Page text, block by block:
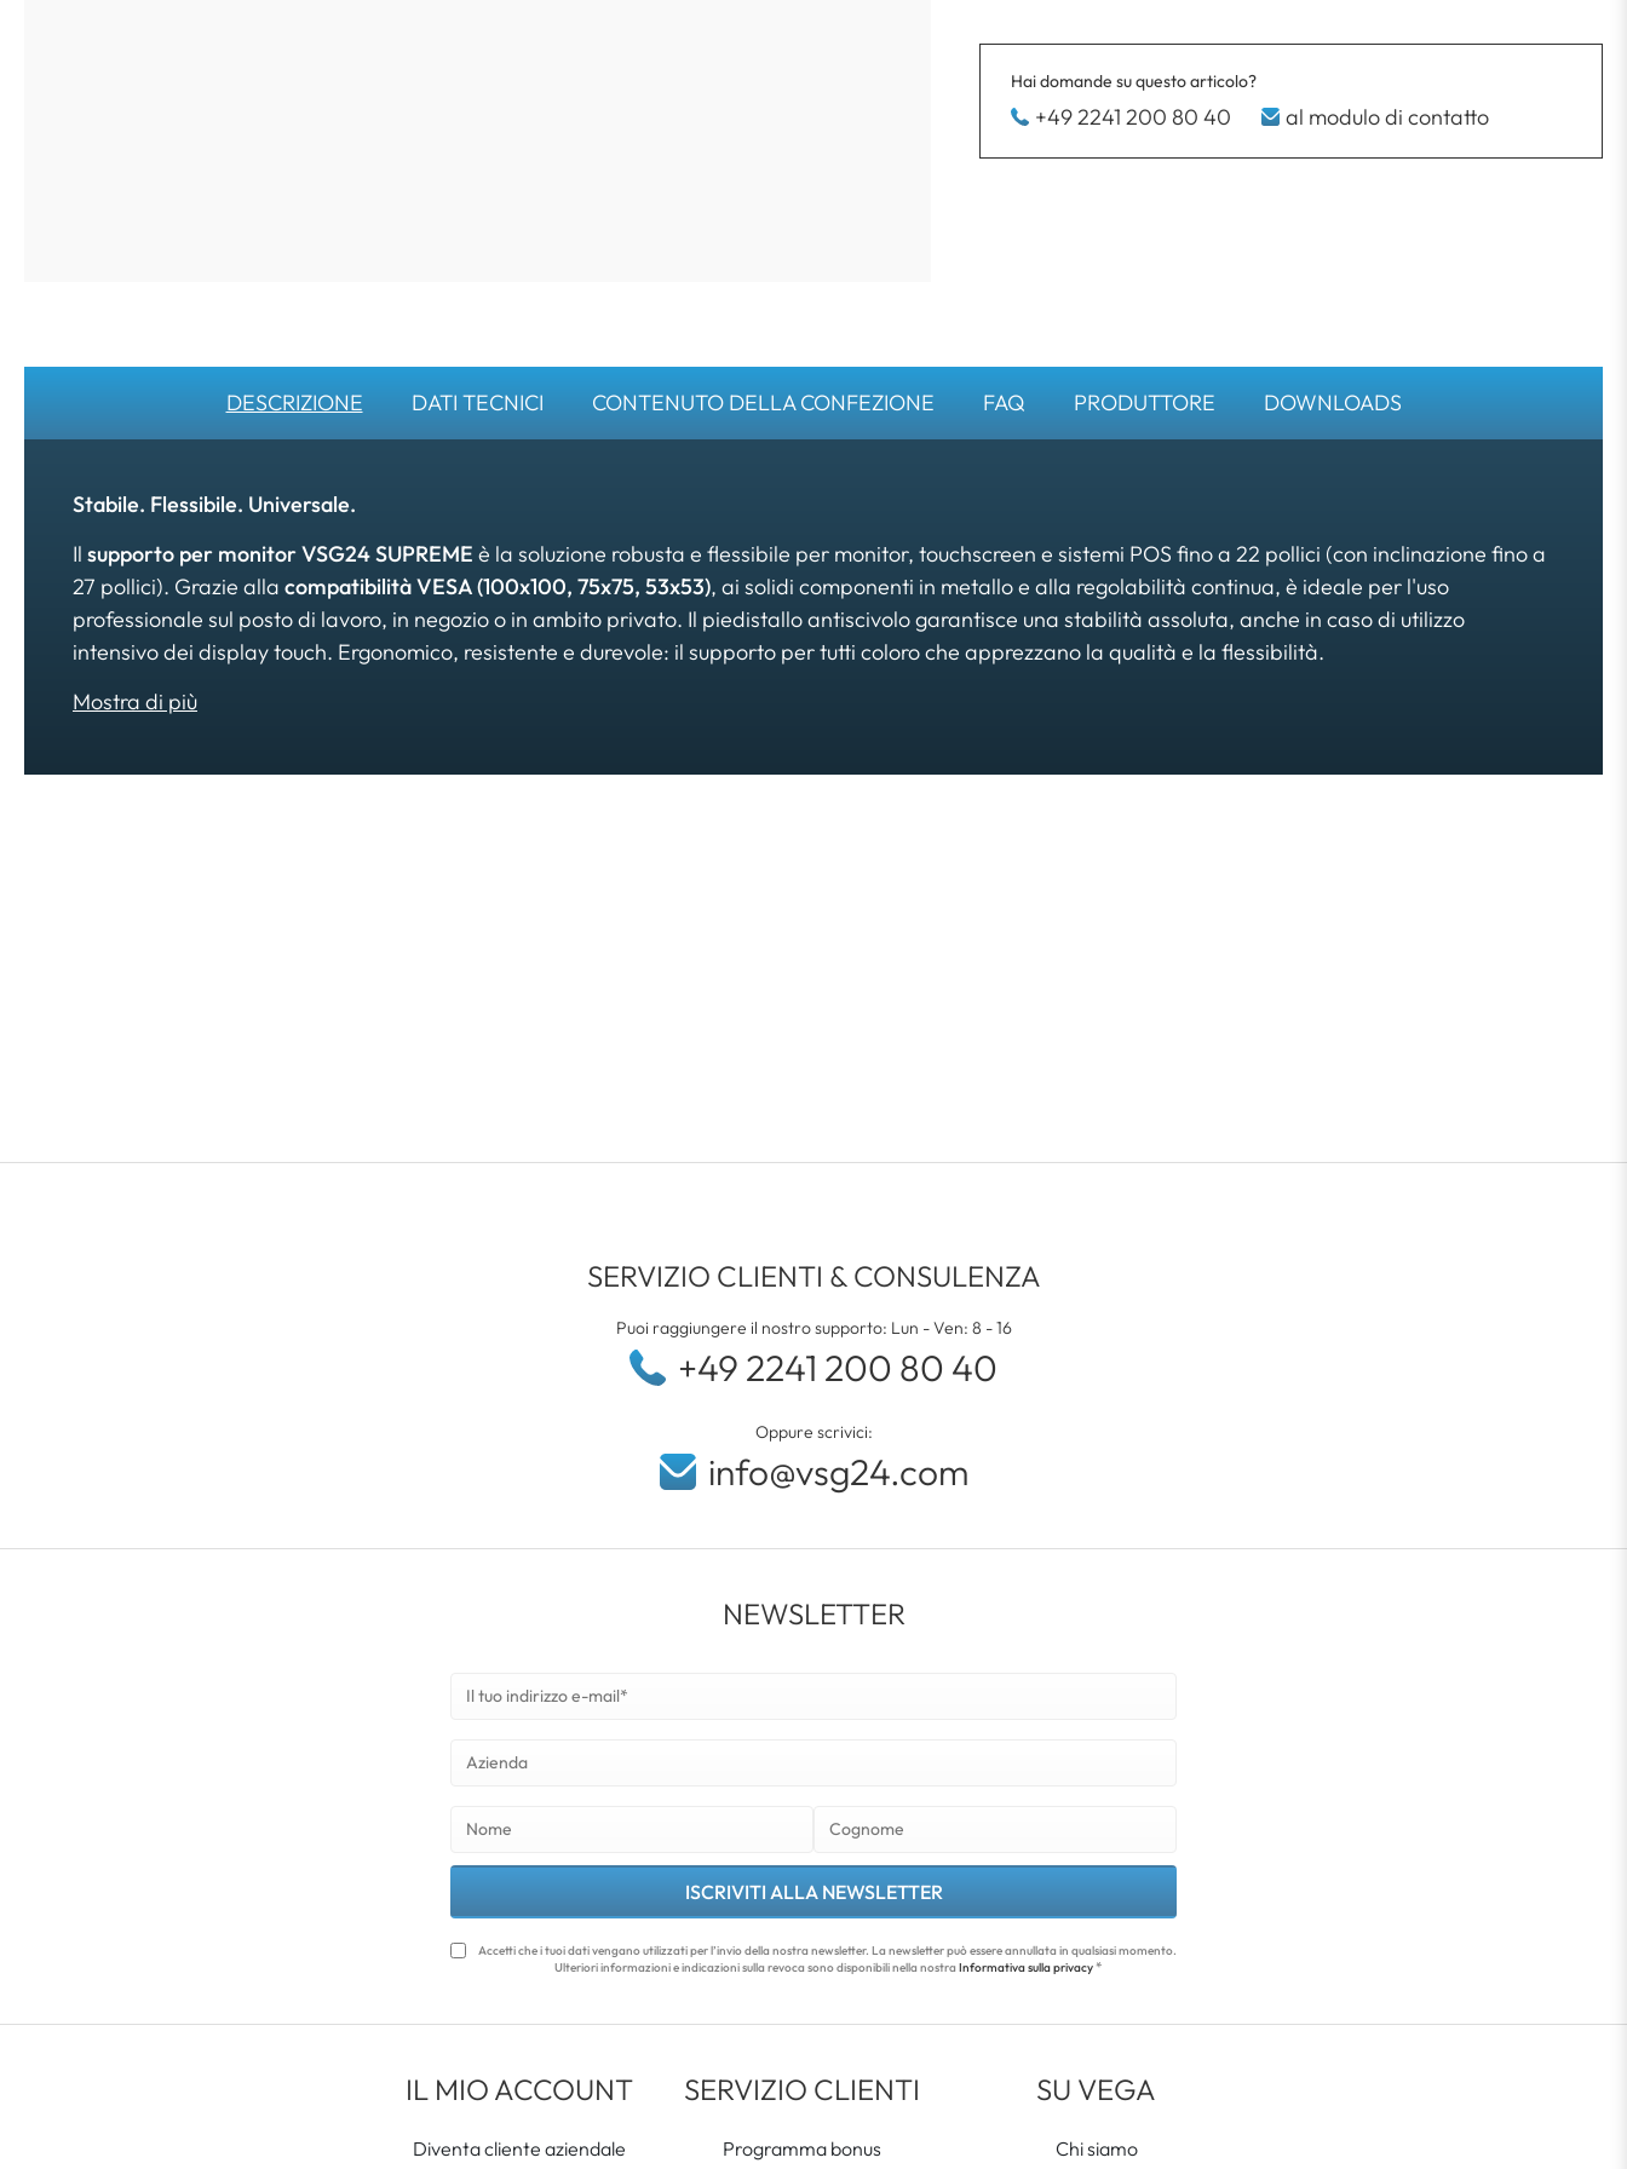
Hai domande su questo articolo?
+49 2241 200 80 40 al modulo di contatto
DESCRIZIONE
Stabile. Flessibile. Universale.
Il supporto per monitor VSG24 SUPREME è la soluzione robusta e flessibile per monitor, touchscreen e sistemi POS fino a 22 pollici (con inclinazione fino a
27 pollici). Grazie alla compatibilità VESA (100x100, 75x75, 53x53), ai solidi componenti in metallo e alla regolabilità continua, è ideale per l'uso
professionale sul posto di lavoro, in negozio o in ambito privato. Il piedistallo antiscivolo garantisce una stabilità assoluta, anche in caso di utilizzo
intensivo dei display touch. Ergonomico, resistente e durevole: il supporto per tutti coloro che apprezzano la qualità e la flessibilità.
DATI TECNICI CONTENUTO DELLA CONFEZIONE FAQ PRODUTTORE DOWNLOADS
SERVIZIO CLIENTI & CONSULENZA
Puoi raggiungere il nostro supporto: Lun - Ven: 8 - 16
+49 2241 200 80 40
Oppure scrivici:
info@vsg24.com
NEWSLETTER
ISCRIVITI ALLA NEWSLETTER
Accetti che i tuoi dati vengano utilizzati per l’invio della nostra newsletter. La newsletter può essere annullata in qualsiasi momento.
Ulteriori informazioni e indicazioni sulla revoca sono disponibili nella nostraInformativa sulla privacy*
IL MIO ACCOUNT
Diventa cliente aziendale
SERVIZIO CLIENTI
Programma bonus
SU VEGA
Chi siamo